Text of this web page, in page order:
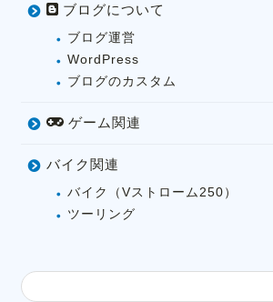
ブログについて
ブログ運営
WordPress
ブログのカスタム
ゲーム関連
バイク関連
バイク（Vストローム250）
ツーリング